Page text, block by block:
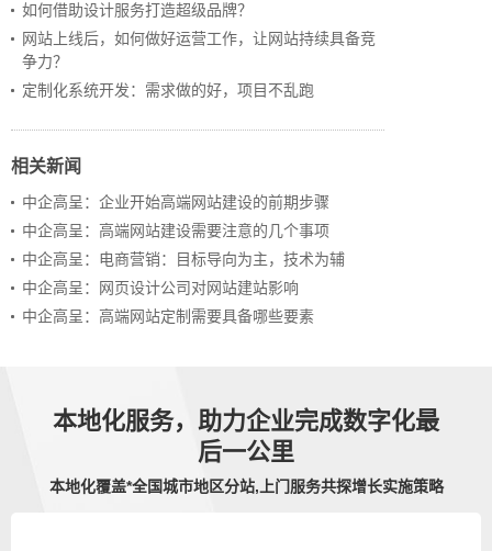
如何借助设计服务打造超级品牌？
网站上线后，如何做好运营工作，让网站持续具备竞
争力？
定制化系统开发：需求做的好，项目不乱跑
相关新闻
中企高呈：企业开始高端网站建设的前期步骤
中企高呈：高端网站建设需要注意的几个事项
中企高呈：电商营销：目标导向为主，技术为辅
中企高呈：网页设计公司对网站建站影响
中企高呈：高端网站定制需要具备哪些要素
本地化服务，助力企业完成数字化最
后一公里
本地化覆盖*全国城市地区分站,上门服务共探增长实施策略